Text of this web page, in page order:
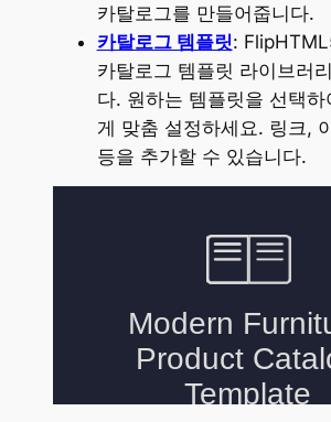
카탈로그를 만들어줍니다.
카탈로그 템플릿:
카탈로그 템플릿 라이브러
다. 원하는 템플릿을 선택
게 맞춤 설정하세요. 링크,
등을 추가할 수 있습니다.